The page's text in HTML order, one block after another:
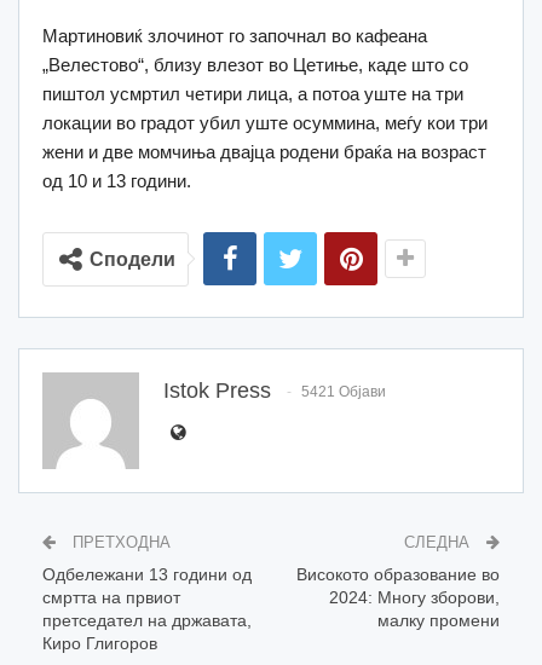
Мартиновиќ злочинот го започнал во кафеана
„Велестово“, близу влезот во Цетиње, каде што со
пиштол усмртил четири лица, а потоа уште на три
локации во градот убил уште осуммина, меѓу кои три
жени и две момчиња двајца родени браќа на возраст
од 10 и 13 години.
Сподели
Istok Press 5421 Објави
ПРЕТХОДНА
Одбележани 13 години од
смртта на првиот
претседател на државата,
Киро Глигоров
СЛЕДНА
Високото образование во
2024: Многу зборови,
малку промени